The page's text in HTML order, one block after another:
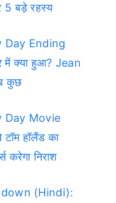
5 बड़े रहस्य
Day Ending
क्या हुआ? Jean
कुछ
Day Movie
हॉलैंड का
करेगा निराश
(Hindi):